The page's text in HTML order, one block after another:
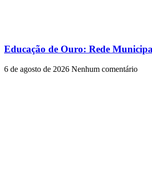
Educação de Ouro: Rede
6 de agosto de 2026 Nenhum comentário